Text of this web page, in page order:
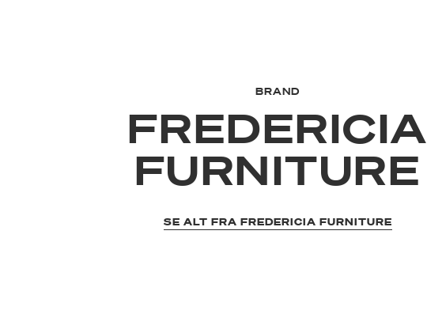
BRAND
FREDERICIA
FURNITURE
SE ALT FRA FREDERICIA FURNITURE